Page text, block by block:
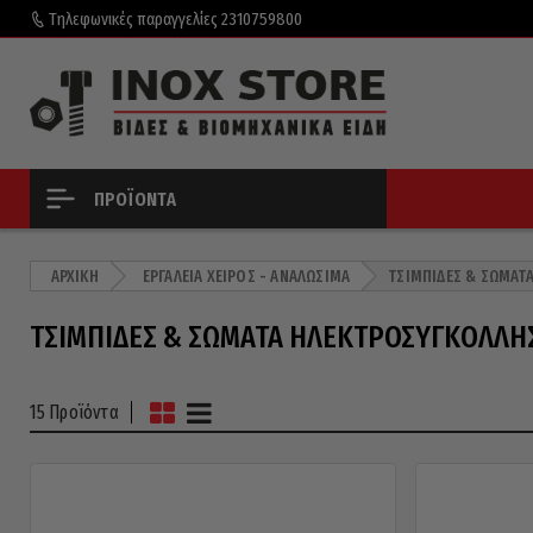
Τηλεφωνικές παραγγελίες 2310759800
ΠΡΟΪΌΝΤΑ
ΑΡΧΙΚΉ ΕΡΓΑΛΕΊΑ ΧΕΙΡΌΣ - ΑΝΑΛΏΣΙΜΑ ΤΣΙΜΠΊΔΕΣ &
ΤΣΙΜΠΊΔΕΣ & ΣΏΜΑΤΑ
15 Προϊόντα